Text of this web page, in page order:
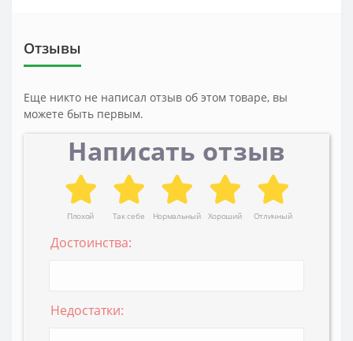
Отзывы
Еще никто не написал отзыв об этом товаре, вы
можете быть первым.
Написать отзыв
Плохой Так себе Нормальный Хороший Отличный
Достоинства:
Недостатки: